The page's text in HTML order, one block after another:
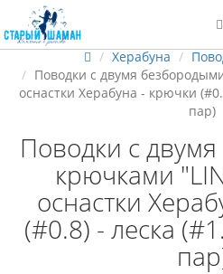
Херабуна
Поводки с двумя
оснастки Херабуна - крючки
пар)
Поводки с
крючками
оснастки
(#0.8) - леска